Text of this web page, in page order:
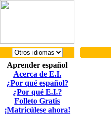
Aprender español
Acerca de E.I.
¿Por qué español?
¿Por qué E.I.?
Folleto Gratis
¡Matricúlese ahora!